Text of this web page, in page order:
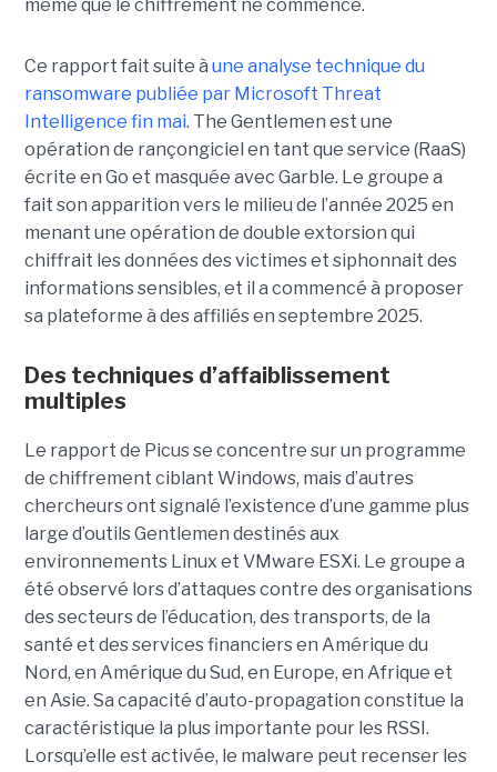
même que le chiffrement ne commence.
Ce rapport fait suite à une analyse technique du
ransomware publiée par Microsoft Threat
Intelligence fin mai. The Gentlemen est une
opération de rançongiciel en tant que service (RaaS)
écrite en Go et masquée avec Garble. Le groupe a
fait son apparition vers le milieu de l’année 2025 en
menant une opération de double extorsion qui
chiffrait les données des victimes et siphonnait des
informations sensibles, et il a commencé à proposer
sa plateforme à des affiliés en septembre 2025.
Des techniques d’affaiblissement
multiples
Le rapport de Picus se concentre sur un programme
de chiffrement ciblant Windows, mais d’autres
chercheurs ont signalé l’existence d’une gamme plus
large d’outils Gentlemen destinés aux
environnements Linux et VMware ESXi. Le groupe a
été observé lors d’attaques contre des organisations
des secteurs de l’éducation, des transports, de la
santé et des services financiers en Amérique du
Nord, en Amérique du Sud, en Europe, en Afrique et
en Asie. Sa capacité d’auto-propagation constitue la
caractéristique la plus importante pour les RSSI.
Lorsqu’elle est activée, le malware peut recenser les